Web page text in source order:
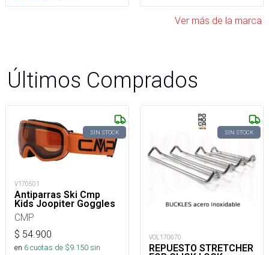
Ver más de la marca
Últimos Comprados
SIN STOCK
V170501
Antiparras Ski Cmp
Kids Joopiter Goggles
CMP
$ 54.900
en 6cuotas de $9.150sin
SIN STOCK
VOL170670
REPUESTO STRETCHER